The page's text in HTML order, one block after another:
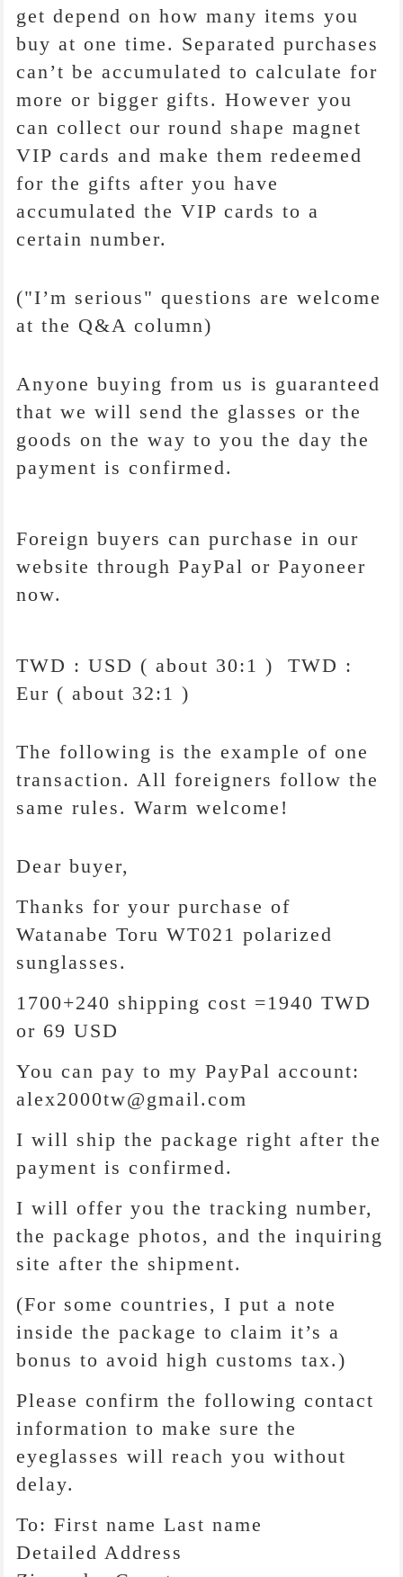
get depend on how many items you
buy at one time. Separated purchases
can’t be accumulated to calculate for
more or bigger gifts. However you
can collect our round shape magnet
VIP cards and make them redeemed
for the gifts after you have
accumulated the VIP cards to a
certain number.
("I’m serious" questions are welcome
at the Q&A column)
Anyone buying from us is guaranteed
that we will send the glasses or the
goods on the way to you the day the
payment is confirmed.
Foreign buyers can purchase in our
website through PayPal or Payoneer
now.
TWD : USD ( about 30:1 ) TWD :
Eur ( about 32:1 )
The following is the example of one
transaction. All foreigners follow the
same rules. Warm welcome!
Dear buyer,
Thanks for your purchase of
Watanabe Toru WT021 polarized
sunglasses.
1700+240 shipping cost =1940 TWD
or 69 USD
You can pay to my PayPal account:
alex2000tw@gmail.com
I will ship the package right after the
payment is confirmed.
I will offer you the tracking number,
the package photos, and the inquiring
site after the shipment.
(For some countries, I put a note
inside the package to claim it’s a
bonus to avoid high customs tax.)
Please confirm the following contact
information to make sure the
eyeglasses will reach you without
delay.
To: First name Last name
Detailed Address